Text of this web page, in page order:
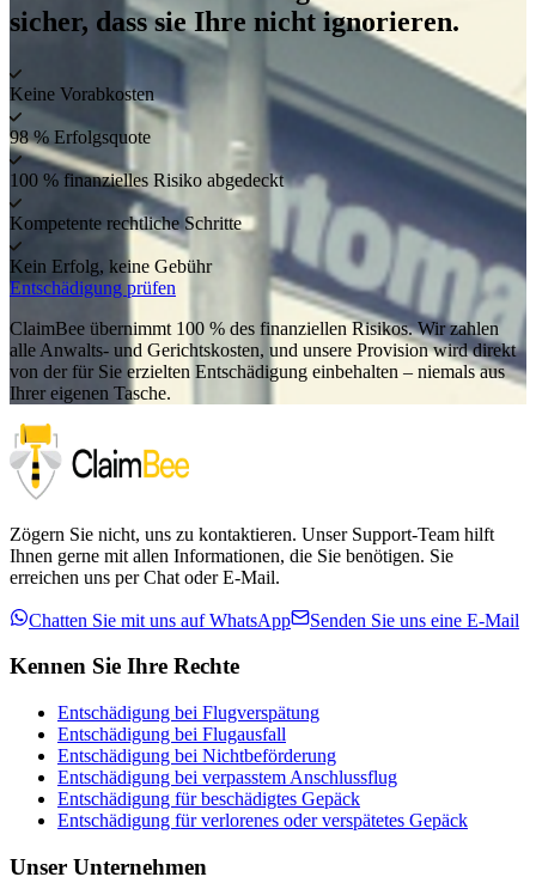
sicher, dass sie Ihre nicht ignorieren.
Keine Vorabkosten
98 % Erfolgsquote
100 % finanzielles Risiko abgedeckt
Kompetente rechtliche Schritte
Kein Erfolg, keine Gebühr
Entschädigung prüfen
ClaimBee übernimmt 100 % des finanziellen Risikos. Wir zahlen
alle Anwalts- und Gerichtskosten, und unsere Provision wird direkt
von der für Sie erzielten Entschädigung einbehalten – niemals aus
Ihrer eigenen Tasche.
Zögern Sie nicht, uns zu kontaktieren. Unser Support-Team hilft
Ihnen gerne mit allen Informationen, die Sie benötigen. Sie
erreichen uns per Chat oder E-Mail.
Chatten Sie mit uns auf WhatsApp Senden Sie uns eine E-Mail
Kennen Sie Ihre Rechte
Entschädigung bei Flugverspätung
Entschädigung bei Flugausfall
Entschädigung bei Nichtbeförderung
Entschädigung bei verpasstem Anschlussflug
Entschädigung für beschädigtes Gepäck
Entschädigung für verlorenes oder verspätetes Gepäck
Unser Unternehmen